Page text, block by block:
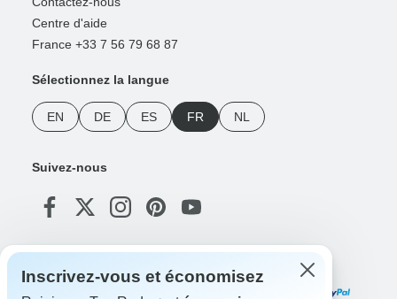
Centre d'aide
France +33 7 56 79 68 87
Sélectionnez la langue
EN DE ES FR NL
Suivez-nous
Inscrivez-vous et économisez